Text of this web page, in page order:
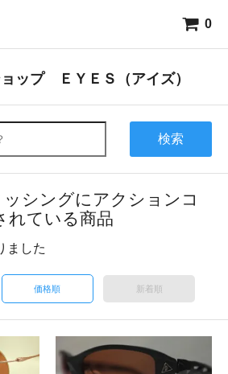
0
ップ ＥＹＥＳ（アイズ）
検索
ッシングにアクションコ
れている商品
ました
価格順 新着順